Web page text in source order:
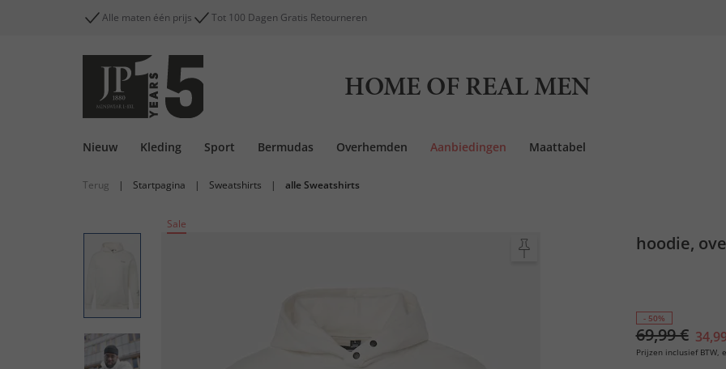
Alle maten één prijs Tot 100 Dagen Gratis Retourneren
HOME OF REAL MEN
Nieuw Kleding Sport Bermudas Overhemden Aanbiedingen Maattabel
Terug | Startpagina | Sweatshirts | alle Sweatshirts
Sale
hoodie,
- 50%
69,99 €
Prijzen inclusief BTW,